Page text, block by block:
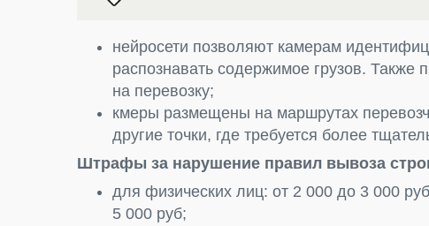
нейросети позволяют камерам
распознавать содержимое грузов. Также
на перевозку;
кмеры размещены на маршрутах
другие точки, где требуется более
Штрафы за нарушение правил вывоза
для физических лиц: от 2 000 до 3 000
5 000 руб;